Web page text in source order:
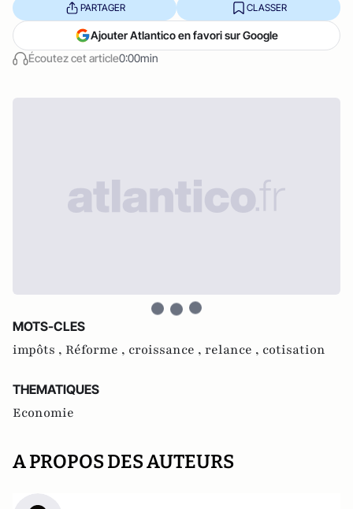
Écoutez cet article0:00min
PARTAGER CLASSER
Ajouter Atlantico en favori sur Google
MOTS-CLES
impôts , Réforme , croissance , relance , cotisation
THEMATIQUES
Economie
A PROPOS DES AUTEURS